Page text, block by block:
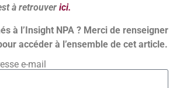
à retrouver ici.
à l’Insight NPA ? Merci de renseigner
accéder à l’ensemble de cet article.
e-mail